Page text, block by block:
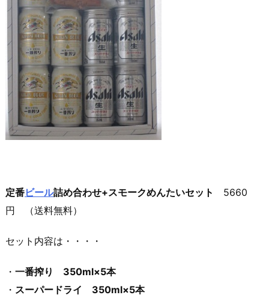
定番ビール詰め合わせ+スモークめんたいセット
5660
円 （送料無料）
セット内容は・・・・
・ 一番搾り 350ml×5本
・ スーパードライ 350ml×5本